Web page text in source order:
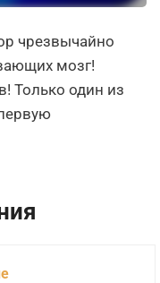
чрезвычайно
мозг!
Только один из